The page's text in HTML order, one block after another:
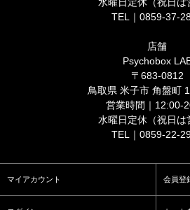
水曜日定休（祝日は
TEL｜0859-37-
店舗
Psychobox
〒683-0812
鳥取県 米子市 角盤町
営業時間｜12:00-
水曜日定休（祝日は
TEL｜0859-22-
マイアカウント 会員登